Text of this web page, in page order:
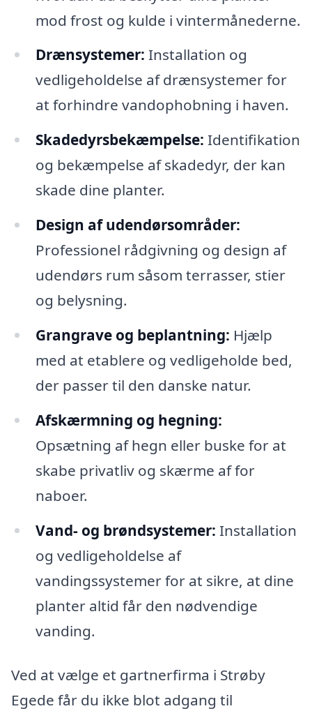
mod frost og kulde i vintermånederne.
Drænsystemer: Installation og
vedligeholdelse af drænsystemer for
at forhindre vandophobning i haven.
Skadedyrsbekæmpelse: Identifikation
og bekæmpelse af skadedyr, der kan
skade dine planter.
Design af udendørsområder:
Professionel rådgivning og design af
udendørs rum såsom terrasser, stier
og belysning.
Grangrave og beplantning: Hjælp
med at etablere og vedligeholde bed,
der passer til den danske natur.
Afskærmning og hegning:
Opsætning af hegn eller buske for at
skabe privatliv og skærme af for
naboer.
Vand- og brøndsystemer: Installation
og vedligeholdelse af
vandingssystemer for at sikre, at dine
planter altid får den nødvendige
vanding.
Ved at vælge et gartnerfirma i Strøby
Egede får du ikke blot adgang til